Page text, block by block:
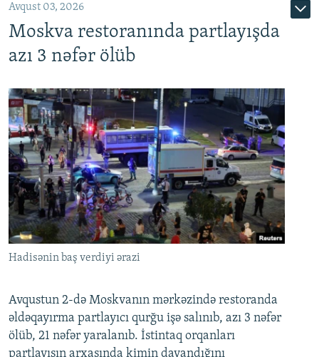
Avqust 03, 2026
Moskva restoranında partlayışda
azı 3 nəfər ölüb
Hadisənin baş verdiyi ərazi
Avqustun 2-də Moskvanın mərkəzində restoranda
əldəqayırma partlayıcı qurğu işə salınıb, azı 3 nəfər
ölüb, 21 nəfər yaralanıb. İstintaq orqanları
partlayışın arxasında kimin dayandığını